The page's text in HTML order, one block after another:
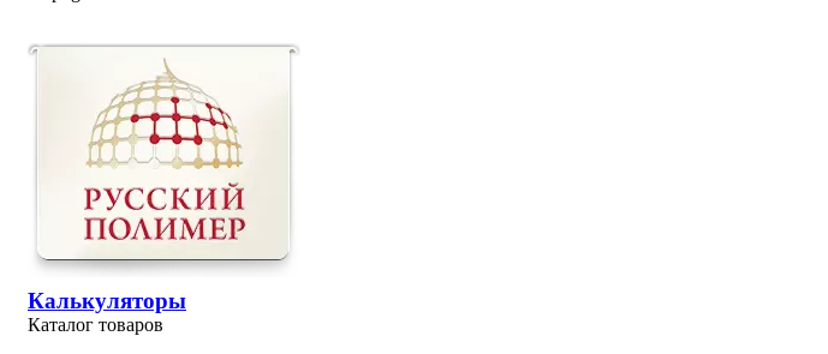
Калькуляторы
Каталог товаров